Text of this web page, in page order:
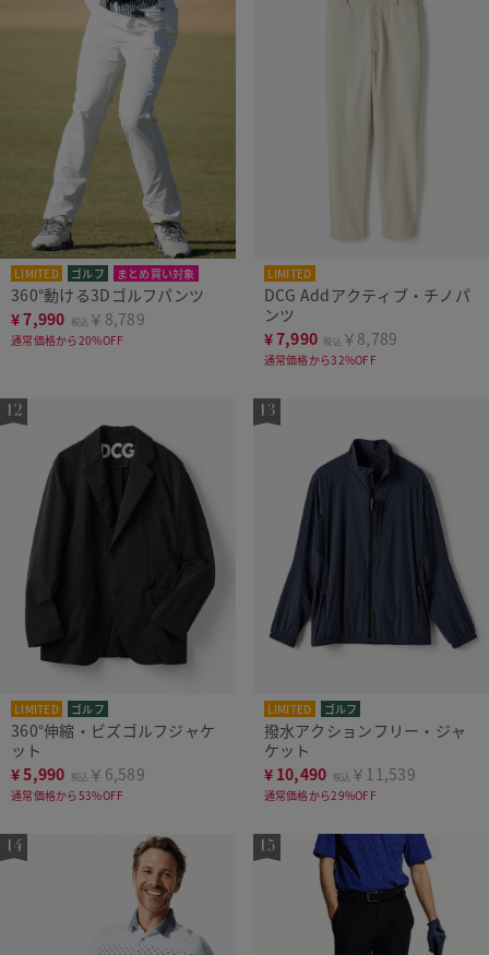
LIMITED ゴルフ まとめ買い対象
360°動ける3Dゴルフパンツ
¥7,990 税込 ￥8,789
通常価格から20%OFF
LIMITED
DCG Addアクティブ・チノパ
ンツ
¥7,990 税込 ￥8,789
通常価格から32%OFF
LIMITED ゴルフ
360°伸縮・ビズゴルフジャケ
ット
¥5,990 税込 ￥6,589
通常価格から53%OFF
LIMITED ゴルフ
撥水アクションフリー・ジャ
ケット
¥ 10,490 税込 ￥11,539
通常価格から29%OFF